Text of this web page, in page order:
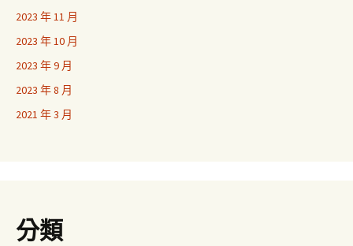
2023 年 11 月
2023 年 10 月
2023 年 9 月
2023 年 8 月
2021 年 3 月
分類